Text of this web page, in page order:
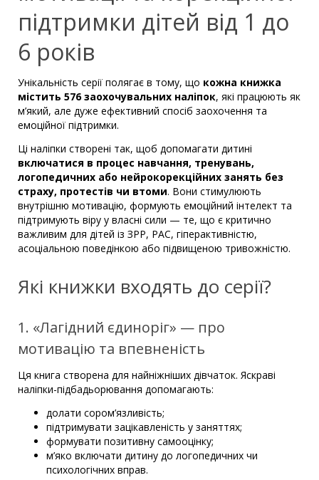
підтримки дітей від 1 до
6 років
Унікальність серії полягає в тому, що кожна книжка
містить 576 заохочувальних наліпок, які працюють як
м’який, але дуже ефективний спосіб заохочення та
емоційної підтримки.
Ці наліпки створені так, щоб допомагати дитині
включатися в процес навчання, тренувань,
логопедичних або нейрокорекційних занять без
страху, протестів чи втоми. Вони стимулюють
внутрішню мотивацію, формують емоційний інтелект та
підтримують віру у власні сили — те, що є критично
важливим для дітей із ЗРР, РАС, гіперактивністю,
асоціальною поведінкою або підвищеною тривожністю.
Які книжки входять до серії?
1. «Лагідний єдиноріг» — про
мотивацію та впевненість
Ця книга створена для найніжніших дівчаток. Яскраві
наліпки-підбадьорювання допомагають:
долати сором’язливість;
підтримувати зацікавленість у заняттях;
формувати позитивну самооцінку;
м’яко включати дитину до логопедичних чи
психологічних вправ.